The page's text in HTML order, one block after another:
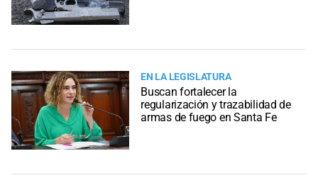
EN LA LEGISLATURA
Buscan fortalecer la
regularización y trazabilidad de
armas de fuego en Santa Fe